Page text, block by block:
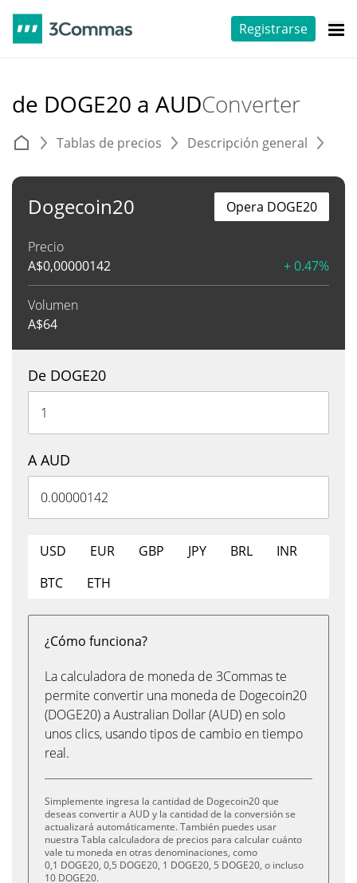
Registrarse
de DOGE20 a AUDConverter
Tablas de precios Descripción general
Dogecoin20
Precio
A$0,00000142 + 0.47%
Volumen
A$64
Opera DOGE20
De DOGE20
A AUD
USD EUR GBP JPY BRL
INR
BTC
ETH
¿Cómo funciona?
La calculadora de moneda de 3Commas te
permite convertir una moneda de Dogecoin20
(DOGE20) a Australian Dollar (AUD) en solo
unos clics, usando tipos de cambio en tiempo
real.
Simplemente ingresa la cantidad de Dogecoin20 que
deseas convertir a AUD y la cantidad de la conversión se
actualizará automáticamente. También puedes usar
nuestra Tabla calculadora de precios para calcular cuánto
vale tu moneda en otras denominaciones, como
0,1 DOGE20, 0,5 DOGE20, 1 DOGE20, 5 DOGE20, o incluso
10 DOGE20.